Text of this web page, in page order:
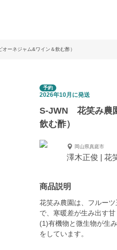
ーネジャム&ワイン＆飲む酢）
予約
2026年10月に発送
S-JWN 花笑み農
飲む酢）
岡山県真庭市
澤木正俊 | 花
商品説明
花笑み農園は、フルー
で、寒暖差が生み出す
(1)有機物と微生物が生
をしています。